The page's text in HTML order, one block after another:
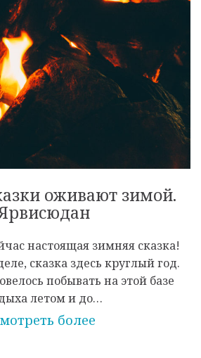
оживают зимой.
настоящая зимняя сказка!
сказка здесь круглый год.
побывать на этой базе
летом и до…
более